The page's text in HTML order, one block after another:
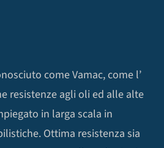
come Vamac, come l’
resistenze agli oli ed alle alte
in larga scala in
Ottima resistenza sia